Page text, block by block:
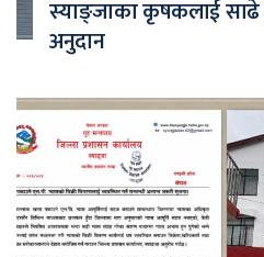
स्याङ्जाका कृषकलाई साढे
अनुदान